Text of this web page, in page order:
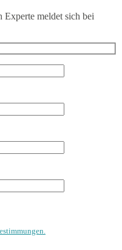
Experte meldet sich bei